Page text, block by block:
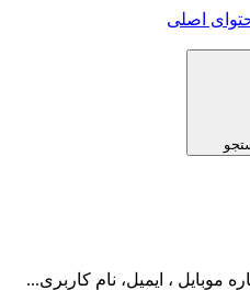
اصلی
موبایل ، ایمیل، نام کاربری...